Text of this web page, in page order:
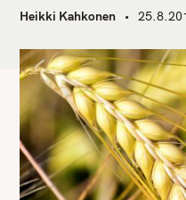
Heikki Kahkonen